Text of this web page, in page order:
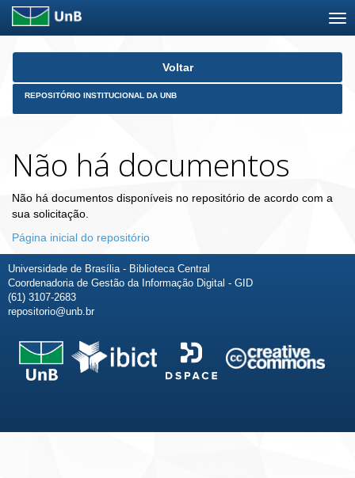
Skip
Voltar
REPOSITÓRIO INSTITUCIONAL DA UNB
Não há documentos
Não há documentos disponíveis no repositório de acordo com a
sua solicitação.
Página inicial do repositório
Universidade de Brasília - Biblioteca Central
Coordenadoria de Gestão da Informação Digital - GID
(61) 3107-2683
repositorio@unb.br